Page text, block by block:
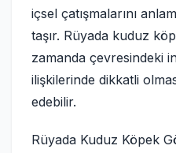
içsel çatışmalarını
taşır. Rüyada kuduz
zamanda çevresindeki
ilişkilerinde dikkatli
edebilir.
Rüyada Kuduz Köpek